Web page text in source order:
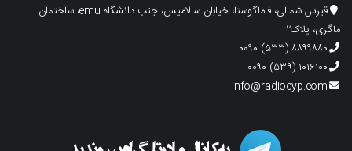
قبرس شمالی، فاماگوستا، خیابان سالامیس، جنب دانشگاه emu، ساختمان
ماگری، پلاک۲
۸۸۹۹۸۸۰ (۵۳۳) ۰۰۹۰
۱۰۱۶۱۰۰ (۵۳۹) ۰۰۹۰
info@radiocyp.com